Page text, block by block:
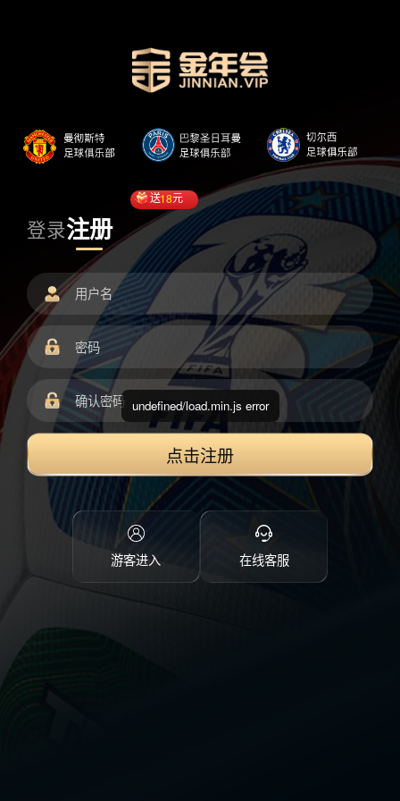
登录注册
送18元
点击注册
游客进入 在线客服
undefined/load.min.js error